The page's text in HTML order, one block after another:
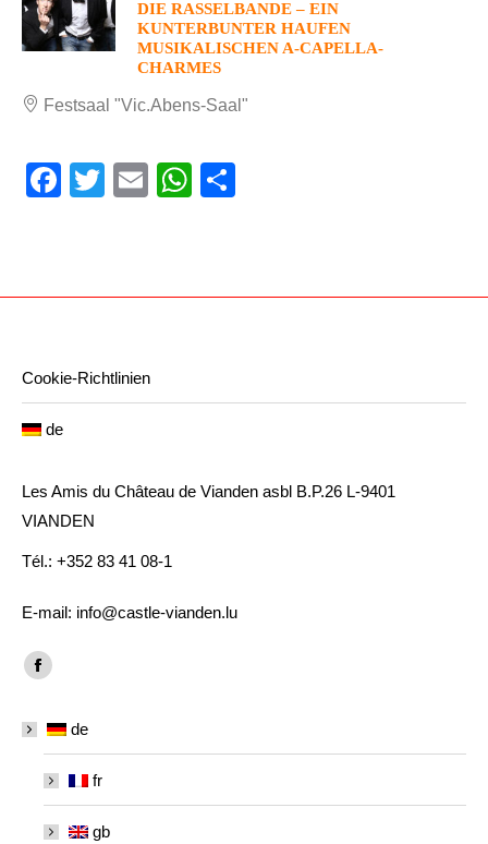
DIE RASSELBANDE – EIN
KUNTERBUNTER HAUFEN
MUSIKALISCHEN A-CAPELLA-
CHARMES
Festsaal "Vic.Abens-Saal"
Facebook
Twitter
EmailWhatsApp
Cookie-Richtlinien
de
Les Amis du Château de Vianden asbl B.P.26 L-9401
VIANDEN
Tél.: +352 83 41 08-1
E-mail: info@castle-vianden.lu
Finden Sie uns auf:
Facebook
opens
new
window
de
fr
gb